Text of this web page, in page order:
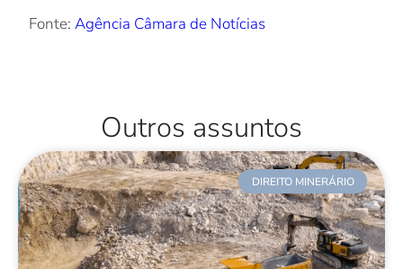
Fonte: Agência Câmara de Notícias
Outros assuntos
DIREITO MINERÁRIO